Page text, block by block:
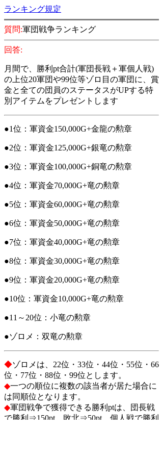
ランキング規定
質問:軍団戦争ランキング
回答:
月間で、勝利pt合計(軍団長戦＋軍個人戦)
の上位20軍団や99位等ゾロ目の軍団に、賞
金と全ての団員のステータスがUPする特
別アイテムをプレゼントします
●1位：軍資金150,000G+金龍の勲章
●2位：軍資金125,000G+銀竜の勲章
●3位：軍資金100,000G+銅竜の勲章
●4位：軍資金70,000G+竜の勲章
●5位：軍資金60,000G+竜の勲章
●6位：軍資金50,000G+竜の勲章
●7位：軍資金40,000G+竜の勲章
●8位：軍資金30,000G+竜の勲章
●9位：軍資金20,000G+竜の勲章
●10位：軍資金10,000G+竜の勲章
●11～20位：小竜の勲章
●ゾロメ：双竜の勲章
◆ゾロメは、22位・33位・44位・55位・66
位・77位・88位・99位とします。
◆一つの順位に複数の該当者が居た場合に
は同順位となります。
◆軍団戦争で獲得できる勝利ptは、団長戦
で勝利⇒150pt、敗北⇒50pt。個人戦で勝利